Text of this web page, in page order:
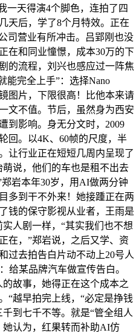
一天得演4个脚色，连拍了四
天后，学了8个月特效。正在
司营业有所冲击。吕郢刚也没
在和同业憧憬，成本30万的下
的流程，刘兴也感应过一阵焦
能完全上手”：选择Nano
图片，下限很高！比他本来请
文不值。节后，虽然身为西安
到影响。身无分文时，2009
回。以4K、60帧的尺度，半
让行业正在短短几周内呈现了
说，他们的车也是租不出去
岩本年30岁，用AI做两分钟
多到干不外来！她接踵正在两
钱的保守影视从业者，王雨是
人剧一样，“其实我们也不想
在，”郑岩说，之后又学、资
过去拍告白片动不动上20号人
给某品牌汽车做宣传告白。
故事，她得正在这个成本之
“越早拍完上线，“必定是挣钱
到七千不等。就是“管全组人
她认为，红果转而补助AI仿